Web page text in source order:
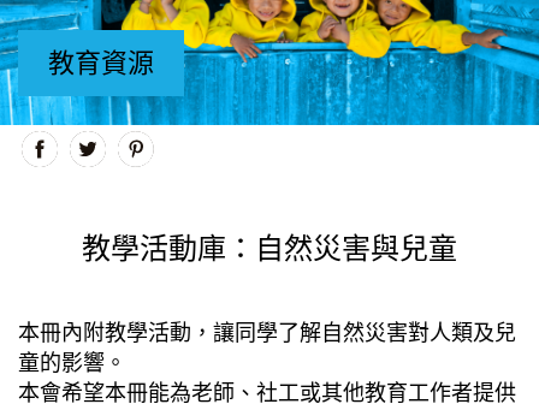
教育資源
教學活動庫：自然災害與兒童
本冊內附教學活動，讓同學了解自然災害對人類及兒
童的影響。
本會希望本冊能為老師、社工或其他教育工作者提供